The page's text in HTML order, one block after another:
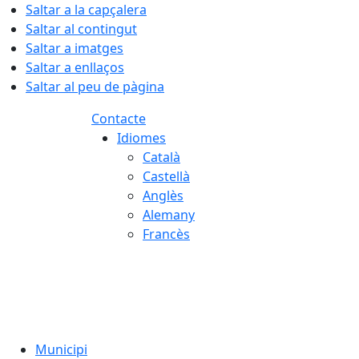
Saltar a la capçalera
Saltar al contingut
Saltar a imatges
Saltar a enllaços
Saltar al peu de pàgina
Contacte
Idiomes
Català
Castellà
Anglès
Alemany
Francès
Municipi